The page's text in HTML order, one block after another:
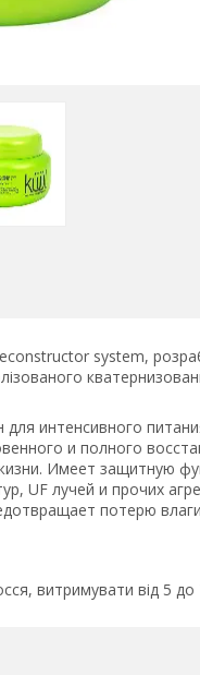
system,
интенсивного
и полного
Имеет защитную
UF лучей и прочих
потерю
витримувати від 5 до